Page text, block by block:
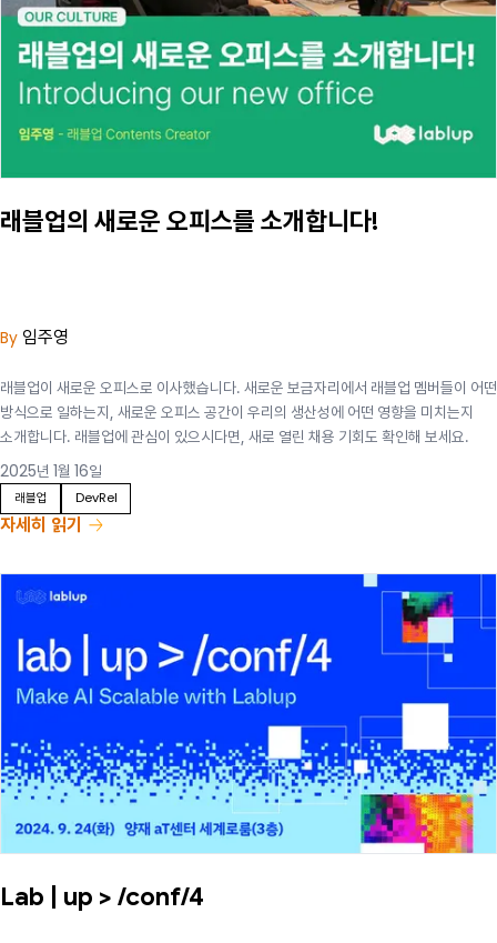
래블업의 새로운 오피스를 소개합니다!
By 임주영
래블업이 새로운 오피스로 이사했습니다. 새로운 보금자리에서 래블업 멤버들이 어떤
방식으로 일하는지, 새로운 오피스 공간이 우리의 생산성에 어떤 영향을 미치는지
소개합니다. 래블업에 관심이 있으시다면, 새로 열린 채용 기회도 확인해 보세요.
2025년 1월 16일
래블업 DevRel
자세히 읽기
Lab | up > /conf/4